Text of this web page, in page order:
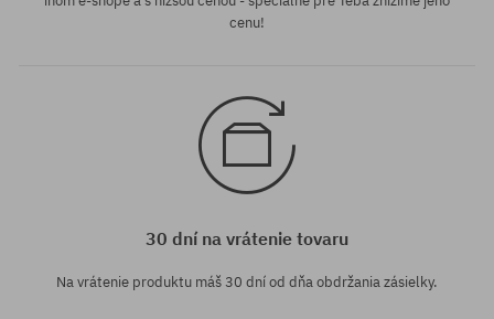
cenu!
30 dní na vrátenie tovaru
Na vrátenie produktu máš 30 dní od dňa obdržania zásielky.